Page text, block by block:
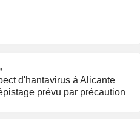
d'hantavirus à Alicante
prévu par précaution